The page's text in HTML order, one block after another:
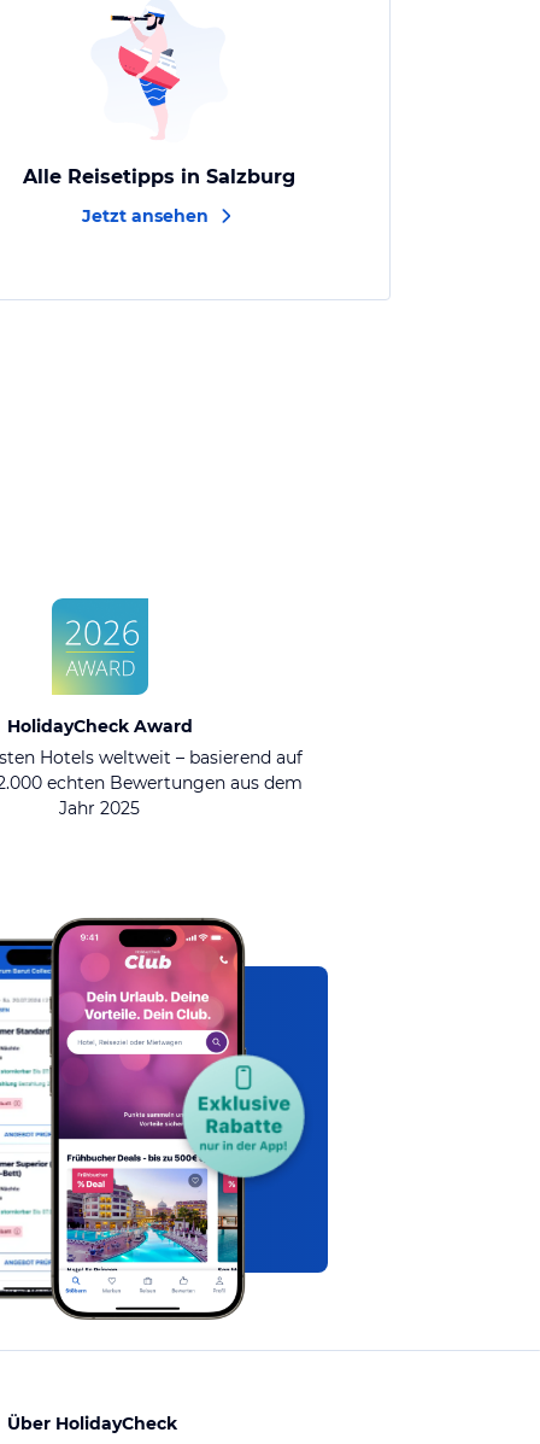
Alle Reisetipps in Salzburg
Jetzt ansehen
HolidayCheck Award
Hotels weltweit – basierend auf
echten Bewertungen aus dem
Jahr 2025
Über HolidayCheck